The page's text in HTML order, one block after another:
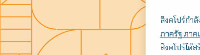
สิงคโปร์กำ
ภาครัฐ ภาค
สิงคโปร์ได้